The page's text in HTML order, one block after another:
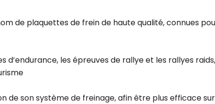
de plaquettes de frein de haute qualité, connues
d’endurance, les épreuves de rallye et les rallyes
son système de freinage, afin être plus efficace